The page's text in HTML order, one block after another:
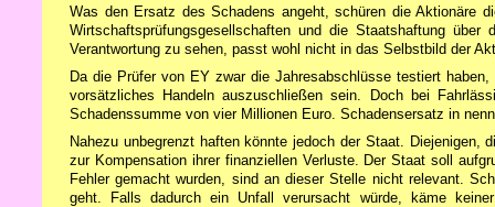
Was den Ersatz des Schadens angeht, schüren die Aktionäre
Wirtschaftsprüfungsgesellschaften und die Staatshaftung
Verantwortung zu sehen, passt wohl nicht in das Selbstbild der
Da die Prüfer von EY zwar die Jahresabschlüsse testiert
vorsätzliches Handeln auszuschließen sein. Doch bei
Schadenssumme von vier Millionen Euro. Schadensersatz in
Nahezu unbegrenzt haften könnte jedoch der Staat.
zur Kompensation ihrer finanziellen Verluste. Der Staat soll
Fehler gemacht wurden, sind an dieser Stelle nicht relevant.
geht. Falls dadurch ein Unfall verursacht würde, käme